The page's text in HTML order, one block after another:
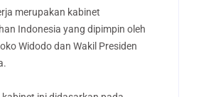
merupakan kabinet
Indonesia yang dipimpin oleh
Widodo dan Wakil Presiden